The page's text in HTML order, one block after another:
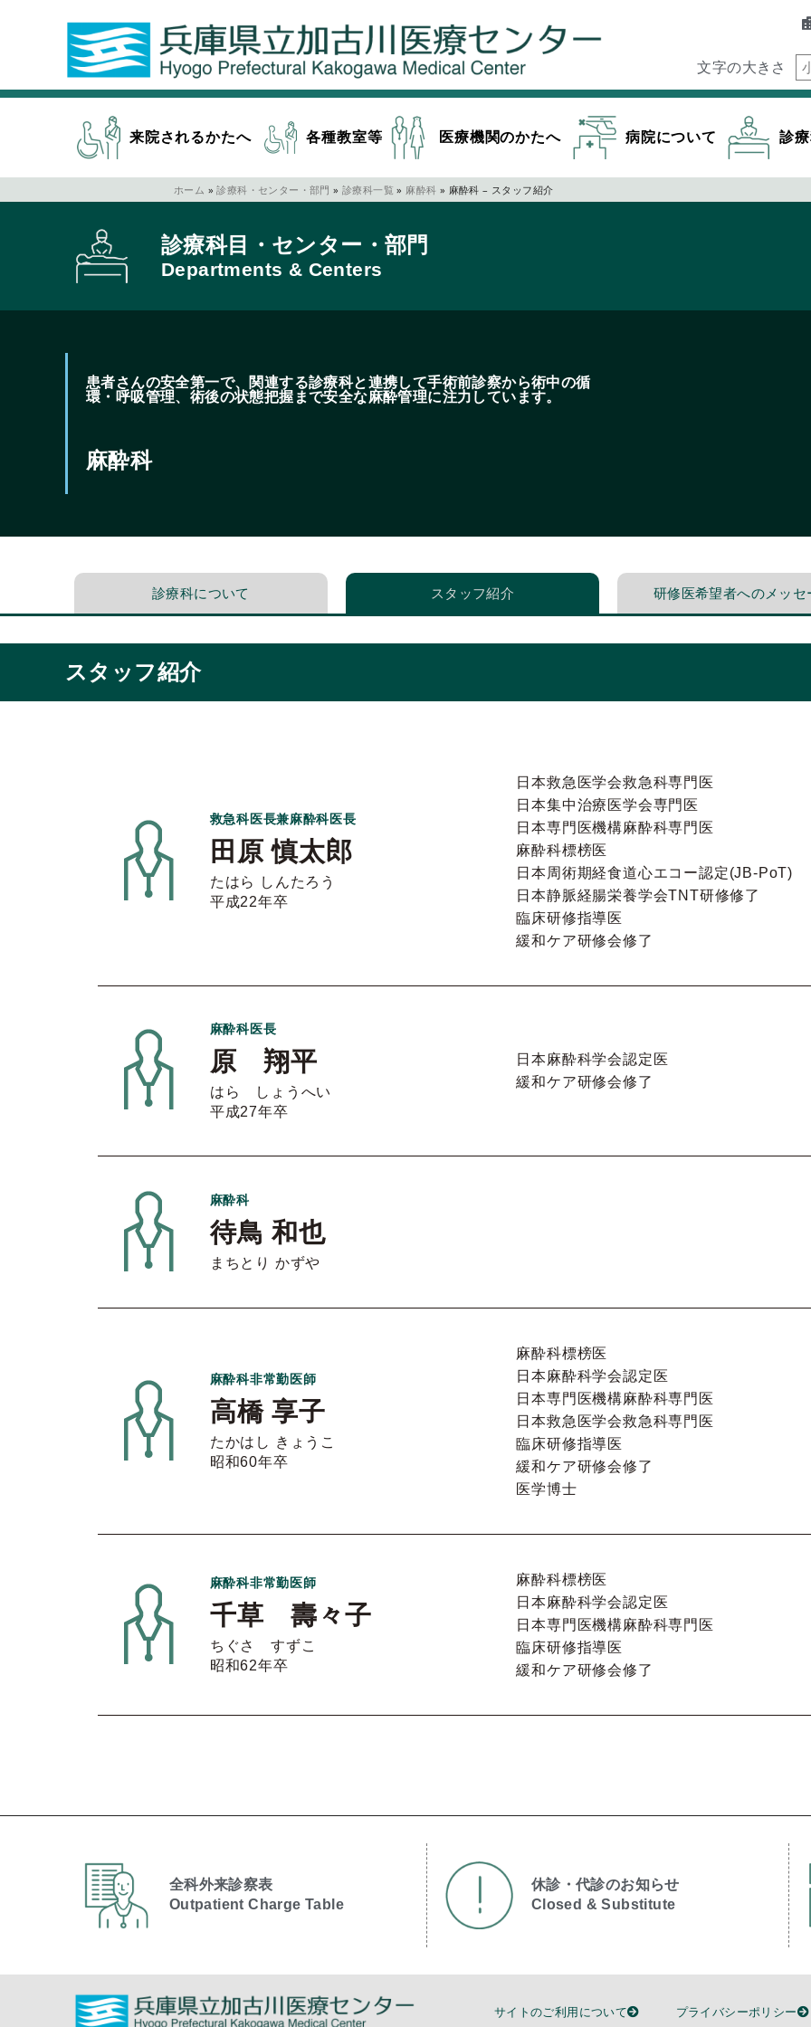
文字の大きさ
来院されるかたへ 各種教室等 医療機関のかたへ 病院について 診
ホーム » 診療科・センター・部門 » 診療科一覧 » 麻酔科 » 麻酔科 – スタッフ紹介
診療科目・センター・部門
Departments & Centers
患者さんの安全第一で、関連する診療科と連携して手術前診察から術中の循
環・呼吸管理、術後の状態把握まで安全な麻酔管理に注力しています。
麻酔科
診療科について スタッフ紹介 研修医希望者へのメッセ
スタッフ紹介
救急科医長兼麻酔科医長
田原 慎太郎
たはら しんたろう
平成22年卒
日本救急医学会救急科専門医
日本集中治療医学会専門医
日本専門医機構麻酔科専門医
麻酔科標榜医
日本周術期経食道心エコー認定(JB-PoT)
日本静脈経腸栄養学会TNT研修修了
臨床研修指導医
緩和ケア研修会修了
麻酔科医長
原 翔平
はら しょうへい
平成27年卒
日本麻酔科学会認定医
緩和ケア研修会修了
麻酔科
待鳥 和也
まちとり かずや
麻酔科非常勤医師
高橋 享子
たかはし きょうこ
昭和60年卒
麻酔科標榜医
日本麻酔科学会認定医
日本専門医機構麻酔科専門医
日本救急医学会救急科専門医
臨床研修指導医
緩和ケア研修会修了
医学博士
麻酔科非常勤医師
千草 壽々子
ちぐさ すずこ
昭和62年卒
麻酔科標榜医
日本麻酔科学会認定医
日本専門医機構麻酔科専門医
臨床研修指導医
緩和ケア研修会修了
全科外来診察表
Outpatient Charge Table​
休診・代診のお知らせ
Closed & Substitute​
サイトのご利用について プライバシーポリシー